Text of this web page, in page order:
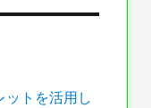
トを活用し